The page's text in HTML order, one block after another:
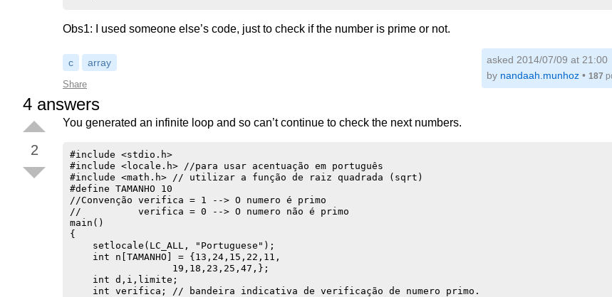
    system("pause");
Obs1: I used someone else’s code, just to check if the number is prime or not.
c array
Share
asked 2014/07/09 at 21:00
by nandaah.munhoz• 187
4 answers
2
You generated an infinite loop and so can’t continue to check the next numbers.
#include <stdio.h>
#include <locale.h> //para usar acentuação em português
#include <math.h> // utilizar a função de raiz quadrada (sqrt)
#define TAMANHO 10
//Convenção verifica = 1 --> O numero é primo
//          verifica = 0 --> O numero não é primo
main()
{
    setlocale(LC_ALL, "Portuguese");
    int n[TAMANHO] = {13,24,15,22,11,
                  19,18,23,25,47,};
    int d,i,limite;
    int verifica; // bandeira indicativa de verificação de numero primo.